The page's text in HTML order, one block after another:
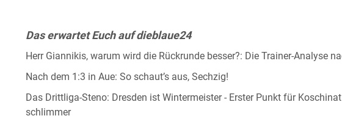
Das erwartet Euch auf dieblaue24
Herr Giannikis, warum wird die Rückrunde besser?: Die Trainer-Analyse
Nach dem 1:3 in Aue: So schaut’s aus, Sechzig!
Das Drittliga-Steno: Dresden ist Wintermeister - Erster Punkt für
schlimmer